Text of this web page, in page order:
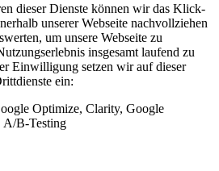
dieser Dienste können wir das Klick-
unserer Webseite nachvollziehen
um unsere Webseite zu
insgesamt laufend zu
Einwilligung setzen wir auf dieser
ein:
Optimize, Clarity, Google
A/B-Testing